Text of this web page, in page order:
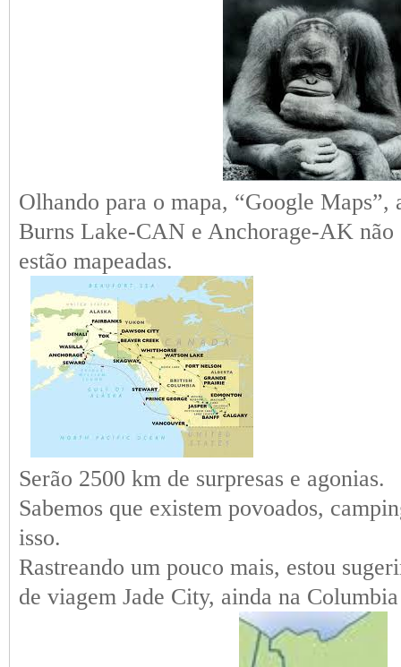
Olhando para o mapa, “Google Maps”,
Burns Lake-CAN e Anchorage-AK não
estão mapeadas.
Serão 2500 km de surpresas e agonias.
Sabemos que existem povoados,
isso.
Rastreando um pouco mais, estou
de viagem Jade City, ainda na